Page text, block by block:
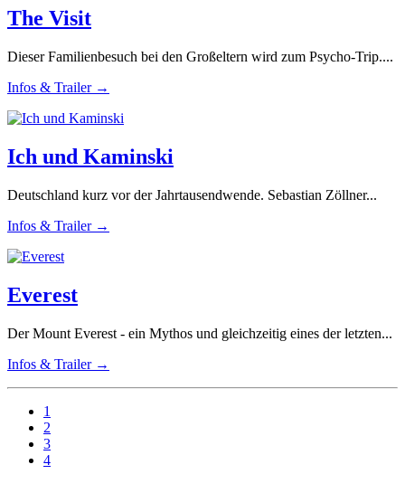
The Visit
Dieser Familienbesuch bei den Großeltern wird zum Psycho-Trip....
Infos & Trailer →
Ich und Kaminski
Deutschland kurz vor der Jahrtausendwende. Sebastian Zöllner...
Infos & Trailer →
Everest
Der Mount Everest - ein Mythos und gleichzeitig eines der letzten...
Infos & Trailer →
1
2
3
4